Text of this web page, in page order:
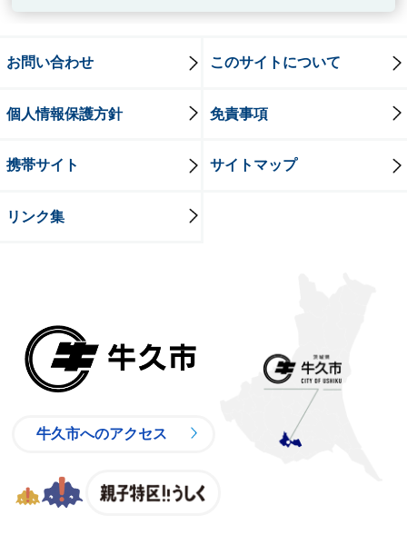
お問い合わせ このサイトについて
個人情報保護方針 免責事項
携帯サイト サイトマップ
リンク集
牛久市へのアクセス